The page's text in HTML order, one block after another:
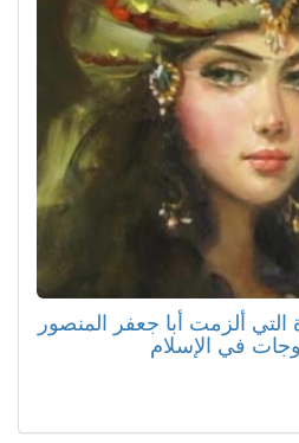
التي ألزمت أبا جعفر المنصور
في الإسلام